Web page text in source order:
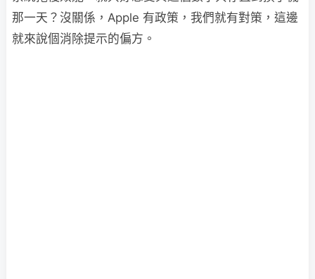
那一天？沒關係，Apple 有政策，我們就有對策，這邊
就來說個消除提示的偏方。